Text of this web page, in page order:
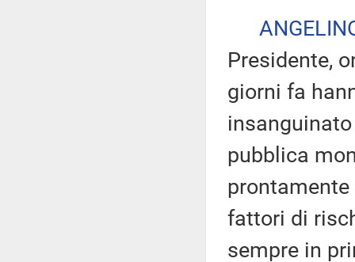
Presidente,
giorni fa
pubblica
fattori di
sempre in